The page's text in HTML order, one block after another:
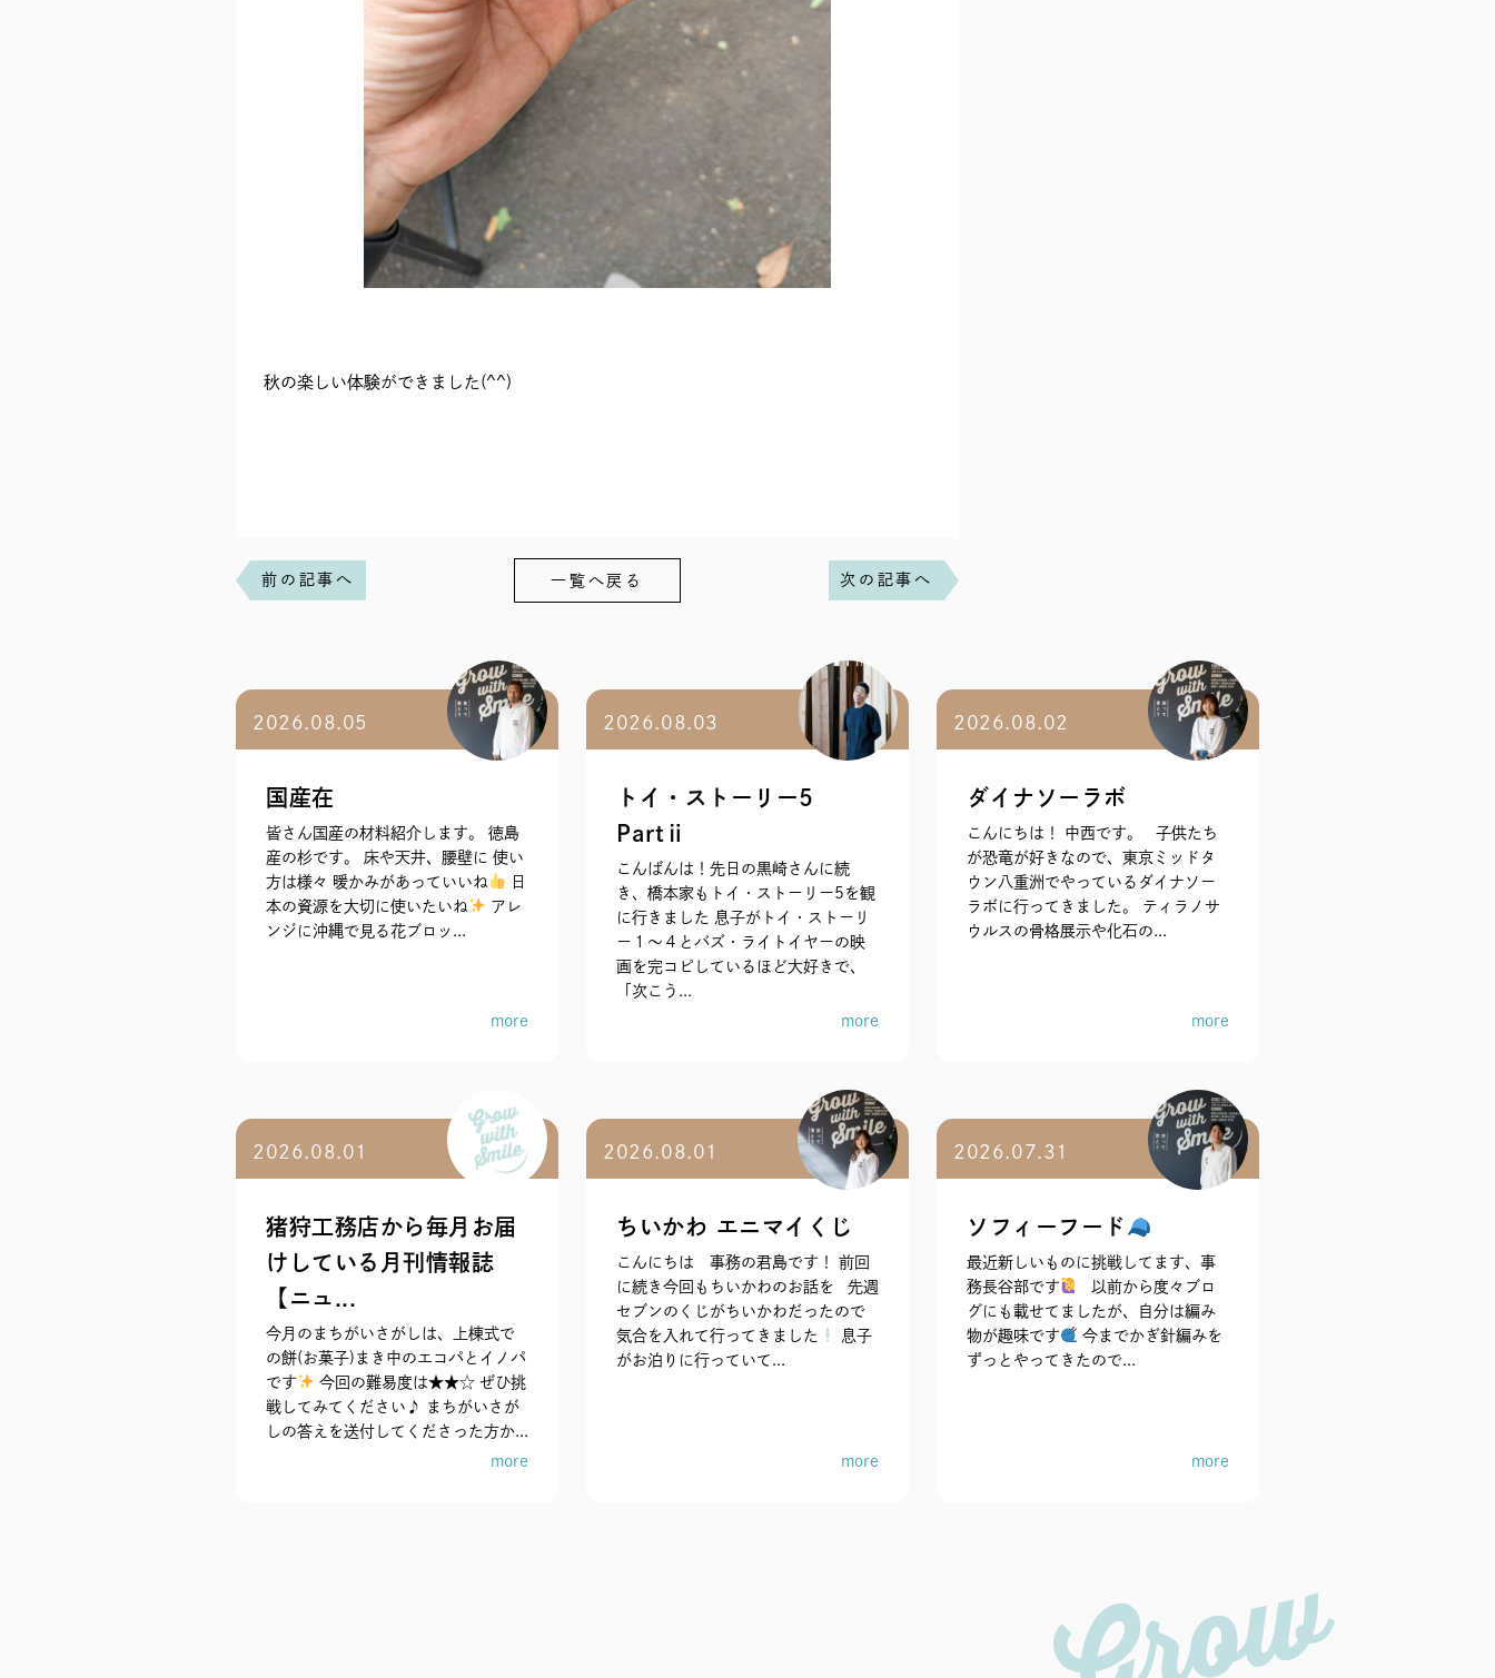
秋の楽しい体験ができました(^^)
前の記事へ 一覧へ戻る 次の記事へ
2026.08.05
国産在
皆さん国産の材料紹介します。 徳島
産の杉です。 床や天井、腰壁に 使い
方は様々 暖かみがあっていいね
日
本の資源を大切に使いたいね
アレ
ンジに沖縄で見る花ブロッ...
more
2026.08.03
トイ・ストーリー5
Partⅱ
こんばんは！先日の黒崎さんに続
き、橋本家もトイ・ストーリー5を観
に行きました 息子がトイ・ストーリ
ー１〜４とバズ・ライトイヤーの映
画を完コピしているほど大好きで、
「次こう...
more
2026.08.02
ダイナソーラボ
こんにちは！ 中西です。 子供たち
が恐竜が好きなので、東京ミッドタ
ウン八重洲でやっているダイナソー
ラボに行ってきました。 ティラノサ
ウルスの骨格展示や化石の...
more
2026.08.01
猪狩工務店から毎月お届
けしている月刊情報誌
【ニュ...
今月のまちがいさがしは、上棟式で
の餅(お菓子)まき中のエコパとイノパ
です
今回の難易度は★★☆ ぜひ挑
戦してみてください♪ まちがいさが
しの答えを送付してくださった方か...
more
2026.08.01
ちいかわ エニマイくじ
こんにちは 事務の君島です！ 前回
に続き今回もちいかわのお話を 先週
セブンのくじがちいかわだったので
気合を入れて行ってきました
息子
がお泊りに行っていて...
more
2026.07.31
ソフィーフード
最近新しいものに挑戦してます、事
務長谷部です
以前から度々ブロ
グにも載せてましたが、自分は編み
物が趣味です
今までかぎ針編みを
ずっとやってきたので...
more